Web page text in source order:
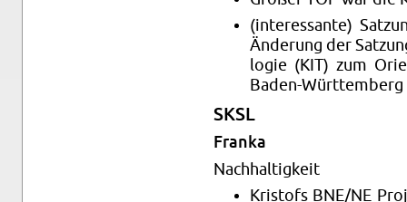
(in­ter­es­san­te)
Än­de­rung der
lo­gie (KIT) zum
Ba­den-Würt­tem­berg
SKSL
Fran­ka
Nach­hal­tig­keit
Kris­tofs BNE/NE